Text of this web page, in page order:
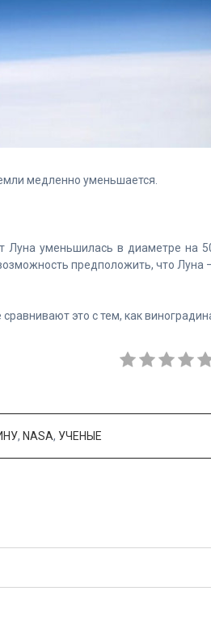
медленно уменьшается.
Луна уменьшилась в диаметре на
предположить, что Луна
это с тем, как
, NASA, УЧЕНЫЕ